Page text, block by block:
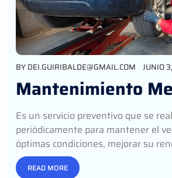
BYDEI.GUIRIBALDE@GMAIL.COM JUNIO
Mantenimiento
Es un servicio preventivo que se
periódicamente para mantener el
óptimas condiciones, mejorar su
READ MORE